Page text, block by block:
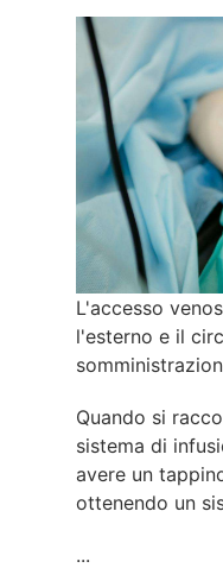
L'accesso
l'esterno e il
Quando si
sistema di
avere un
ottenendo un
...